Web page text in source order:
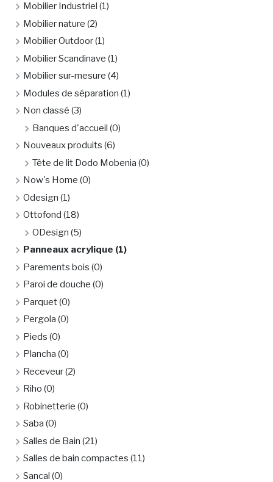
Mobilier Industriel (1)
Mobilier nature (2)
Mobilier Outdoor(1)
Mobilier Scandinave (1)
Mobilier sur-mesure (4)
Modules de séparation (1)
Non classé (3)
Banques d'accueil (0)
Nouveaux produits (6)
Tête de lit Dodo Mobenia (0)
Now's Home (0)
Odesign (1)
Ottofond (18)
ODesign (5)
Panneaux acrylique (1)
Parements bois (0)
Paroi de douche (0)
Parquet(0)
Pergola (0)
Pieds (0)
Plancha (0)
Receveur(2)
Riho (0)
Robinetterie (0)
Saba (0)
Salles de Bain (21)
Salles de bain compactes (11)
Sancal (0)